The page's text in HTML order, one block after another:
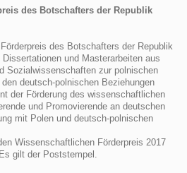
des Botschafters der Republik
des Botschafters der Republik
Dissertationen und Masterarbeiten aus
Sozialwissenschaften zur polnischen
deutsch-polnischen Beziehungen
der Förderung des wissenschaftlichen
und Promovierende an deutschen
mit Polen und deutsch-polnischen
Wissenschaftlichen Förderpreis 2017
gilt der Poststempel.